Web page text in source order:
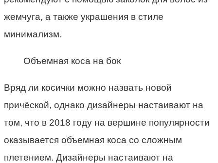
жемчуга, а также украшения в стиле
минимализм.
Объемная коса на бок
Вряд ли косички можно назвать новой
причёской, однако дизайнеры настаивают на
том, что в 2018 году на вершине популярности
оказывается объемная коса со сложным
плетением. Дизайнеры настаивают на